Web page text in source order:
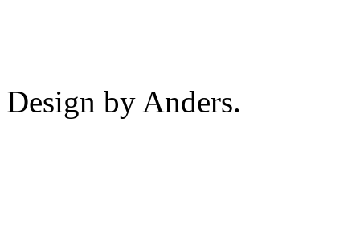
Design by Anders.